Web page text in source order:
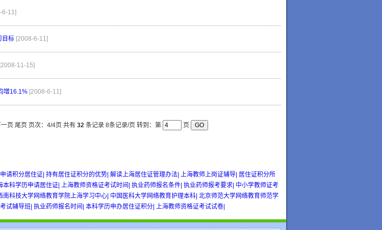
6-11]
目标 [2008-6-11]
[2008-11-15]
增16.1% [2008-6-11]
一页 尾页 页次： 4/4页 共有 32 条记录 8条记录/页 转到： 第 页
请积分居住证| 持有居住证积分的优势| 解读上海居住证管理办法| 上海教师上岗证辅导| 居住证积分所
本科学历申请居住证| 上海教师资格证考试时间| 执业药师报名条件| 执业药师报考要求| 中小学教师证考
南科技大学网络教育学院上海学习中心| 中国医科大学网络教育护理本科| 北京师范大学网络教育师范学
试辅导班| 执业药师报名时间| 本科学历申办居住证积分| 上海教师资格证考试试卷|